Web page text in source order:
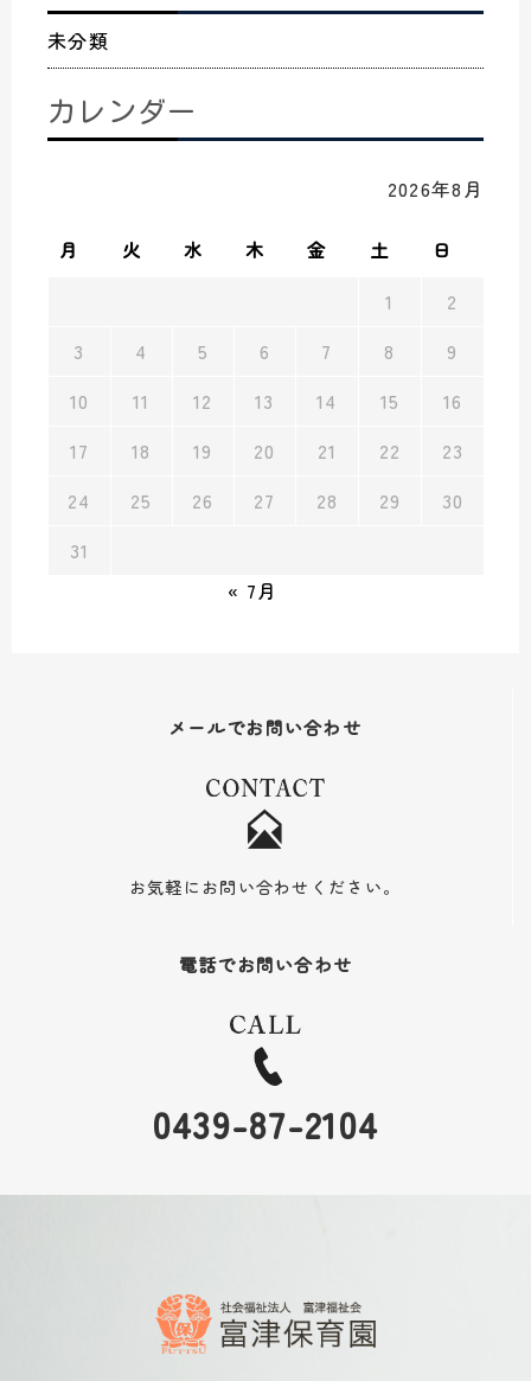
未分類
カレンダー
2026年8月
月 火 水 木 金 土 日
1
2
3
4 5 6 7 8
9
10
11 12 13 14 15
16
17
18 19 20 21 22
23
24
25 26 27 28 29
30
31
« 7月
メールでお問い合わせ
お気軽にお問い合わせください。
電話でお問い合わせ
0439-87-2104